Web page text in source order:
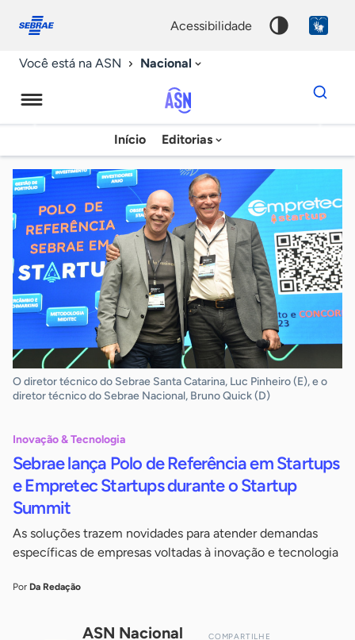
conosco
acessibilidade
Você está na ASN Nacional
Agência
Sebrae
de
Notícias
Início Editorias
Dados
para
chave
O diretor técnico do Sebrae Santa Catarina, Luc Pinheiro (E), e o
diretor técnico do Sebrae Nacional, Bruno Quick (D)
Inovação & Tecnologia
Sebrae lança Polo de Referência em Startups
e Empretec Startups durante o Startup
Summit
As soluções trazem novidades para atender demandas
específicas de empresas voltadas à inovação e tecnologia
Por Da Redação
ASN Nacional COMPARTILHE